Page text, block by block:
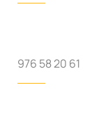
976 58 20 61